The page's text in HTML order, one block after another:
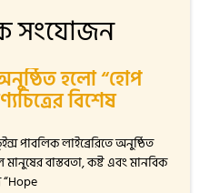
সংযোজন
হলো “হোপ
বিশেষ
পাবলিক লাইব্রেরিতে অনুষ্ঠিত
বাস্তবতা, কষ্ট এবং মানবিক
“Hope